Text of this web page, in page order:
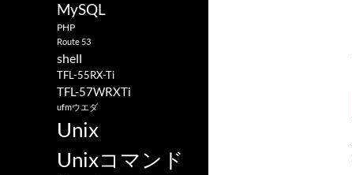
MySQL
PHP
Route 53
shell
TFL-55RX-Ti
TFL-57WRXTi
ufmウエダ
Unix
Unixコマンド